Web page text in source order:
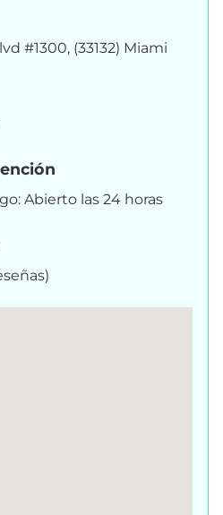
#1300, (33132) Miami
Abierto las 24 horas